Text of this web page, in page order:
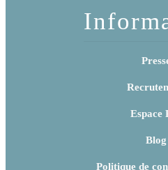
Espace
Blog
Politique de